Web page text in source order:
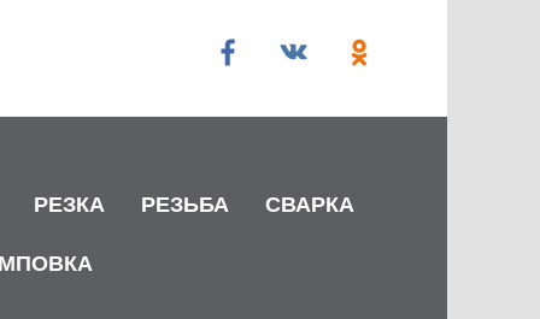
РЕЗКА РЕЗЬБА СВАРКА